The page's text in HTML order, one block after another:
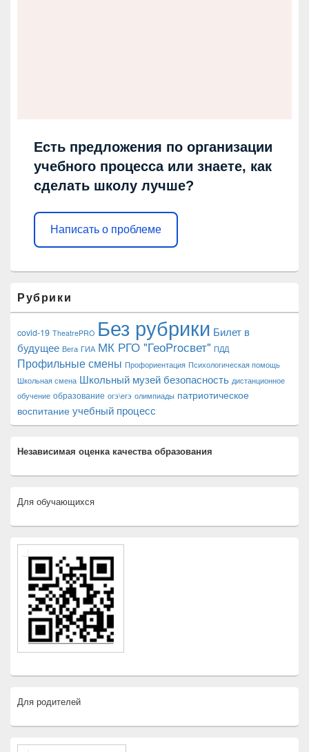
Есть предложения по организации
учебного процесса или знаете, как
сделать школу лучше?
Написать о проблеме
Рубрики
covid-19 TheatrePRO Без рубрики Билет в
будущее Вега ГИА МК РГО "ГеоProсвет" ПДД
Профильные смены Профориентация Психологическая помощь
Школьная смена Школьный музей безопасность дистанционное
обучение образование огэ\егэ олимпиады патриотическое
воспитание учебный процесс
Независимая оценка качества образования
Для обучающихся
Для родителей